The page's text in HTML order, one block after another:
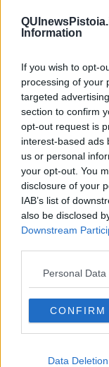
Information
If you wish to opt-
processing of your
targeted
section to confirm
opt-out request is
interest-based ads
us or personal
your opt-out. You
disclosure of your
IAB’s list of
also be disclosed
Downstream
Personal
CONFIRM
Data Deletion
Insomnia
Il guardiano
Erodoto e Tucidide
Il padre della storia
Pensieri brevi
L'evoluzione della
Il servizio
Riflessioni
L'Oscuro
Generazioni
Cristobal
Il paese dei balocchi
Ciò che resta
La balena
Vittorio
Primavera
Elogio dell'ombra
Pensieri
Mono logo
Settembre
​Scilla & Cariddi, un